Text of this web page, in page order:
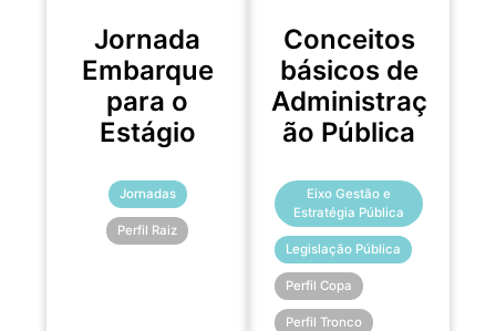
Jornada
Embarque
para o
Estágio
Jornadas
Perfil Raiz
Conceitos
básicos de
Administraç
ão Pública
Eixo Gestão e
Estratégia Pública
Legislação Pública
Perfil Copa
Perfil Tronco